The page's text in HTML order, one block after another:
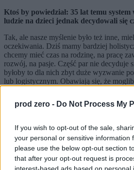
prod zero - Do Not Process My
If you wish to opt-out of the sale,
your personal or sensitive information
please use the below opt-out section
that after your opt-out request is
Ktoś by powiedział: 35 lat temu system
ludzie na dzieci jednak decydowali się
Tak, ale nasze myślenie było też inne,
oczekiwania. Dziś mamy bardziej
chcemy mieć czas na rodzinę, na pracę
rozwój, na pasje. Część par nie decyduje
byłoby to dla nich zbyt duże wyzwanie
lub logistycznym. Obawiają się, że
państwem zmienna jest także narracja o
społeczeństwa.